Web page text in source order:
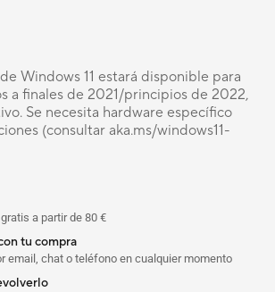
Windows 11 estará disponible para
a finales de 2021/principios de 2022,
Se necesita hardware específico
(consultar aka.ms/windows11-
a partir de 80 €
tu compra
email, chat o teléfono en cualquier momento